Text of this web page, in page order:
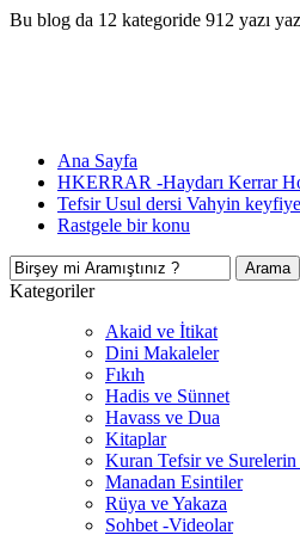
Bu blog da 12 kategoride 912 yazı
Ana Sayfa
HKERRAR -Haydarı Kerrar
Tefsir Usul dersi Vahyin
Rastgele bir konu
Kategoriler
Akaid ve İtikat
Dini Makaleler
Fıkıh
Hadis ve Sünnet
Havass ve Dua
Kitaplar
Kuran Tefsir ve Surelerin
Manadan Esintiler
Rüya ve Yakaza
Sohbet -Videolar